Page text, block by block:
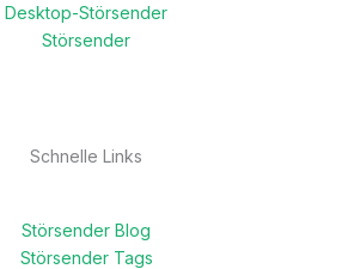
Desktop-Störsender
Störsender
Schnelle Links
Störsender Blog
Störsender Tags